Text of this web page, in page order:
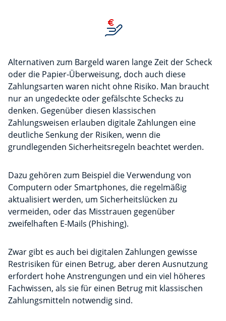
Alternativen zum Bargeld waren lange Zeit der Scheck
oder die Papier-Überweisung, doch auch diese
Zahlungsarten waren nicht ohne Risiko. Man braucht
nur an ungedeckte oder gefälschte Schecks zu
denken. Gegenüber diesen klassischen
Zahlungsweisen erlauben digitale Zahlungen eine
deutliche Senkung der Risiken, wenn die
grundlegenden Sicherheitsregeln beachtet werden.
Dazu gehören zum Beispiel die Verwendung von
Computern oder Smartphones, die regelmäßig
aktualisiert werden, um Sicherheitslücken zu
vermeiden, oder das Misstrauen gegenüber
zweifelhaften E-Mails (Phishing).
Zwar gibt es auch bei digitalen Zahlungen gewisse
Restrisiken für einen Betrug, aber deren Ausnutzung
erfordert hohe Anstrengungen und ein viel höheres
Fachwissen, als sie für einen Betrug mit klassischen
Zahlungsmitteln notwendig sind.